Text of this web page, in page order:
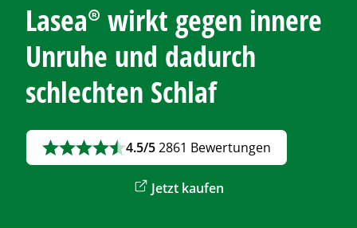
Lasea® wirkt gegen innere
Unruhe und dadurch
schlechten Schlaf
4.5/52861 Bewertungen
Jetzt kaufen